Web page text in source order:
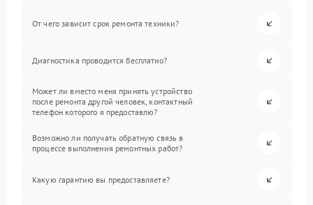
От чего зависит срок ремонта техники?
Диагностика проводится бесплатно?
Может ли вместо меня принять устройство
после ремонта другой человек, контактный
телефон которого я предоставлю?
Возможно ли получать обратную связь в
процессе выполнения ремонтных работ?
Какую гарантию вы предоставляете?